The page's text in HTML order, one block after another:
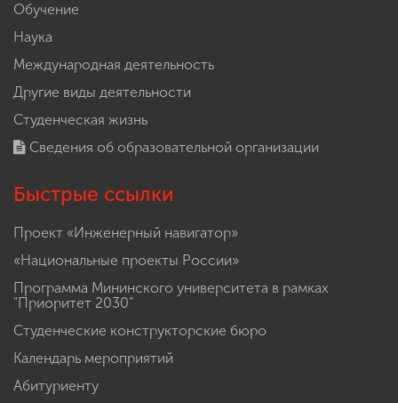
Обучение
Наука
Международная деятельность
Другие виды деятельности
Студенческая жизнь
Сведения об образовательной организации
Быстрые ссылки
Проект «Инженерный навигатор»
«Национальные проекты России»
Программа Мининского университета в рамках
"Приоритет 2030"
Студенческие конструкторские бюро
Календарь мероприятий
Абитуриенту